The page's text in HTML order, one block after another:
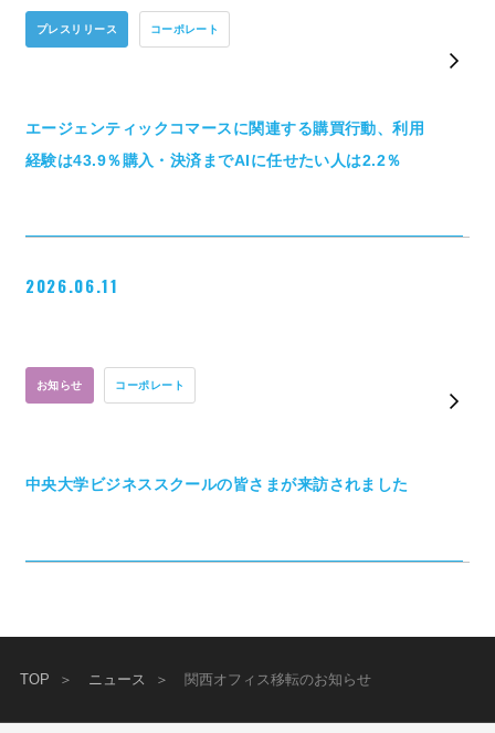
プレスリリース コーポレート
エージェンティックコマースに関連する購買行動、利用
経験は43.9％購入・決済までAIに任せたい人は2.2％
2026.06.11
お知らせ コーポレート
中央大学ビジネススクールの皆さまが来訪されました
TOP ニュース 関西オフィス移転のお知らせ